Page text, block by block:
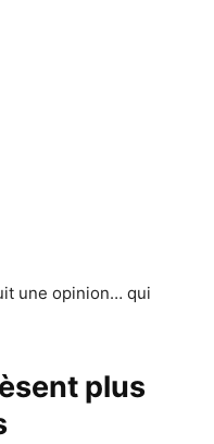
une opinion… qui
plus